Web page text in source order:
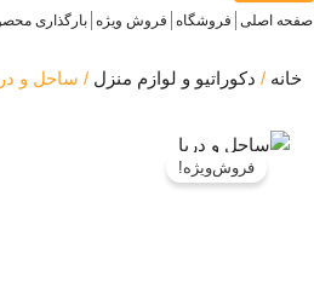
اصلی فروشگاه فروش ویژه بارگذاری محصول
/دکوراتیو و لوازم منزل/ ساحل و دریا
فروش‌ویژه!